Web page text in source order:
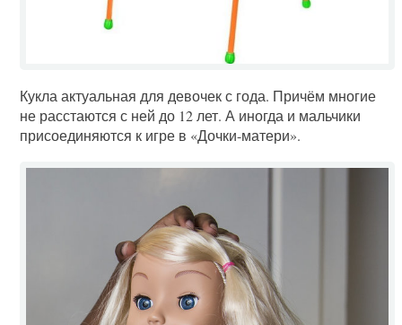
Кукла актуальная для девочек с года. Причём многие
не расстаются с ней до 12 лет. А иногда и мальчики
присоединяются к игре в «Дочки-матери».